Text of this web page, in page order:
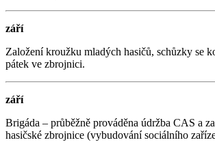
září
Založení kroužku mladých hasičů, schůzky se
pátek ve zbrojnici.
září
Brigáda – průběžně prováděna údržba CAS a
hasičské zbrojnice (vybudování sociálního